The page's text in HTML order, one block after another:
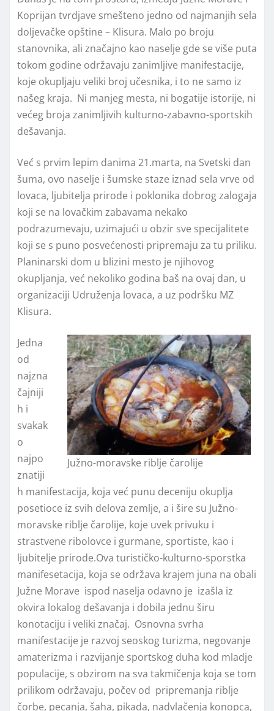
Koprijan tvrdjave smešteno jedno od najmanjih sela
doljevačke opštine – Klisura. Malo po broju
stanovnika, ali značajno kao naselje gde se više puta
tokom godine održavaju zanimljive manifestacije,
koje okupljaju veliki broj učesnika, i to ne samo iz
našeg kraja. Ni manjeg mesta, ni bogatije istorije, ni
većeg broja zanimljivih kulturno-zabavno-sportskih
dešavanja.
Već s prvim lepim danima 21.marta, na Svetski dan
šuma, ovo naselje i šumske staze iznad sela vrve od
lovaca, ljubitelja prirode i poklonika dobrog zalogaja
koji se na lovačkim zabavama nekako
podrazumevaju, uzimajući u obzir sve specijalitete
koji se s puno posvećenosti pripremaju za tu priliku.
Planinarski dom u blizini mesto je njihovog
okupljanja, već nekoliko godina baš na ovaj dan, u
organizaciji Udruženja lovaca, a uz podršku MZ
Klisura.
Južno-moravske riblje čarolije
Jedna
od
najzna
čajniji
h i
svakak
o
najpo
znatiji
h manifestacija, koja već punu deceniju okuplja
posetioce iz svih delova zemlje, a i šire su Južno-
moravske riblje čarolije, koje uvek privuku i
strastvene ribolovce i gurmane, sportiste, kao i
ljubitelje prirode.Ova turističko-kulturno-sporstka
manifesetacija, koja se održava krajem juna na obali
Južne Morave ispod naselja odavno je izašla iz
okvira lokalog dešavanja i dobila jednu širu
konotaciju i veliki značaj. Osnovna svrha
manifestacije je razvoj seoskog turizma, negovanje
amaterizma i razvijanje sportskog duha kod mladje
populacije, s obzirom na sva takmičenja koja se tom
prilikom održavaju, počev od pripremanja riblje
čorbe, pecanja, šaha, pikada, nadvlačenja konopca,